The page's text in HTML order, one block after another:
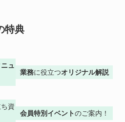
特典
ュ
業務に役立つオリジナル解説
資
会員特別イベントのご案内！